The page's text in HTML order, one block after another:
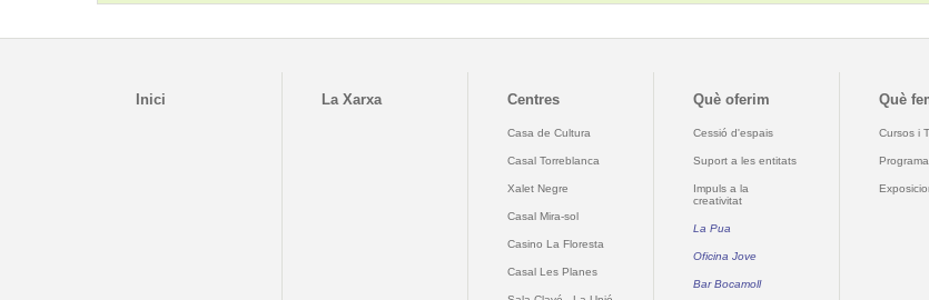
Inici La Xarxa Centres
Casa de Cultura
Casal Torreblanca
Xalet Negre
Casal Mira-sol
Casino La Floresta
Casal Les Planes
Què oferim
Cessió d'espais
Suport a les entitats
Impuls a la
creativitat
La Pua
Oficina Jove
Bar Bocamoll
Què
Cursos i